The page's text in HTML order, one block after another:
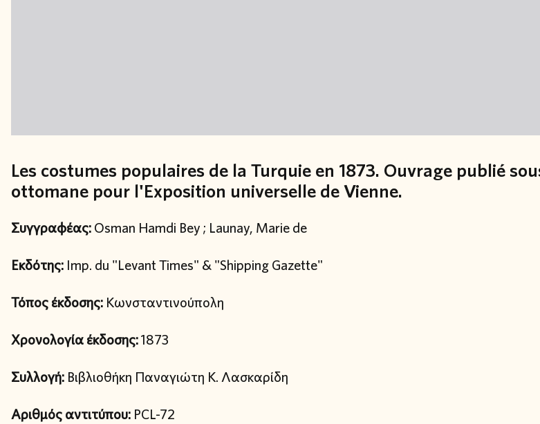
Les costumes populaires de la Turquie en 1873. Ouvrage publié
ottomane pour l'Exposition universelle de Vienne.
Συγγραφέας:Osman Hamdi Bey ; Launay, Marie de
Εκδότης: Imp. du "Levant Times" & "Shipping Gazette"
Τόπος έκδοσης: Κωνσταντινούπολη
Χρονολογία έκδοσης:1873
Συλλογή: Βιβλιοθήκη Παναγιώτη Κ. Λασκαρίδη
Αριθμός αντιτύπου: PCL-72